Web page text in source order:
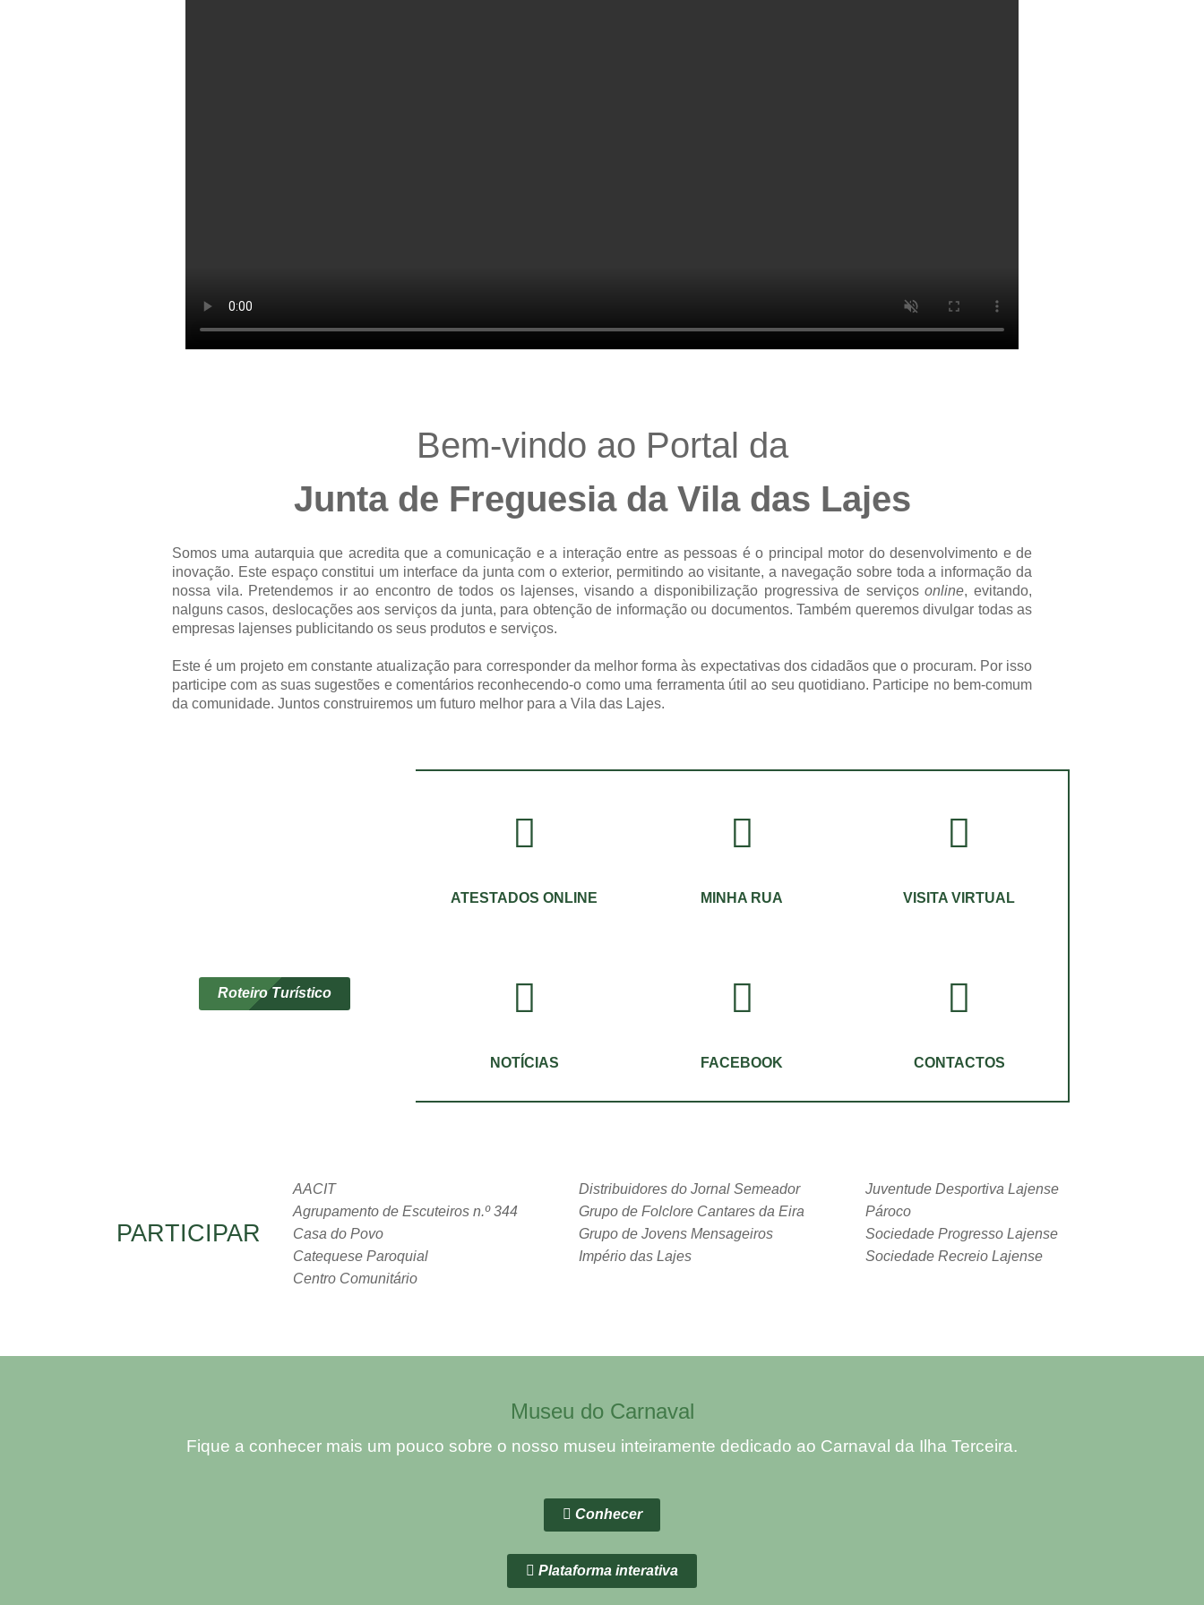
Bem-vindo ao Portal da
Junta de Freguesia da Vila das Lajes
Somos uma autarquia que acredita que a comunicação e a interação entre as pessoas é o principal motor do desenvolvimento e de
inovação. Este espaço constitui um interface da junta com o exterior, permitindo ao visitante, a navegação sobre toda a informação da
nossa vila. Pretendemos ir ao encontro de todos os lajenses, visando a disponibilização progressiva de serviçosonline, evitando,
nalguns casos, deslocações aos serviços da junta, para obtenção de informação ou documentos. Também queremos divulgar todas as
empresas lajenses publicitando os seus produtos e serviços.
Este é um projeto em constante atualização para corresponder da melhor forma às expectativas dos cidadãos que o procuram. Por isso
participe com as suas sugestões e comentários reconhecendo-o como uma ferramenta útil ao seu quotidiano. Participe no bem-comum
da comunidade. Juntos construiremos um futuro melhor para a Vila das Lajes.
Roteiro Turístico
ATESTADOS ONLINE MINHA RUA VISITA VIRTUAL
NOTÍCIAS FACEBOOK CONTACTOS
PARTICIPAR
AACIT
Agrupamento de Escuteiros n.º 344
Casa do Povo
Catequese Paroquial
Centro Comunitário
Distribuidores do Jornal Semeador
Grupo de Folclore Cantares da Eira
Grupo de Jovens Mensageiros
Império das Lajes
Juventude Desportiva Lajense
Pároco
Sociedade Progresso Lajense
Sociedade Recreio Lajense
Museu do Carnaval
Fique a conhecer mais um pouco sobre o nosso museu inteiramente dedicado ao Carnaval da Ilha Terceira.
Conhecer
Plataforma interativa